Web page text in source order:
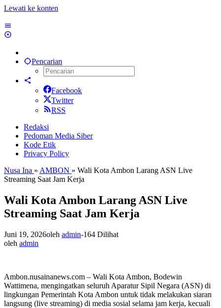
Lewati ke konten
Pencarian
Facebook
Twitter
RSS
Redaksi
Pedoman Media Siber
Kode Etik
Privacy Policy
Nusa Ina » AMBON » Wali Kota Ambon Larang ASN Live
Streaming Saat Jam Kerja
Wali Kota Ambon Larang ASN Live
Streaming Saat Jam Kerja
Juni 19, 2026oleh admin-164 Dilihat
oleh admin
Ambon.nusainanews.com – Wali Kota Ambon, Bodewin
Wattimena, mengingatkan seluruh Aparatur Sipil Negara (ASN) di
lingkungan Pemerintah Kota Ambon untuk tidak melakukan siaran
langsung (live streaming) di media sosial selama jam kerja, kecuali